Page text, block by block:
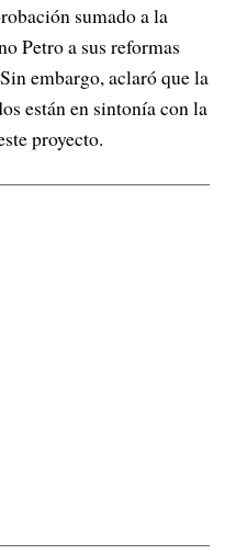
sumado a la
Petro a sus reformas
embargo, aclaró que la
están en sintonía con la
proyecto.